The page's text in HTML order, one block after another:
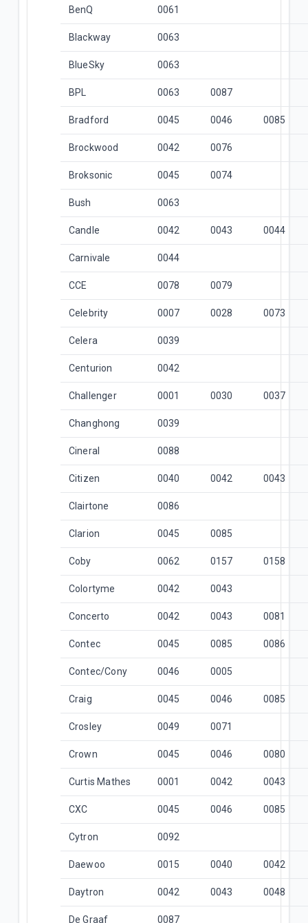
BenQ 0061
Blackway 0063
BlueSky 0063
BPL 0063 0087
Bradford 0045 0046 0085
Brockwood 0042 0076
Broksonic 0045 0074
Bush 0063
Candle 0042 0043 0044
Carnivale 0044
CCE 0078 0079
Celebrity 0007 0028 0073
Celera 0039
Centurion 0042
Challenger 0001 0030 0037
Changhong 0039
Cineral 0088
Citizen 0040 0042 0043
Clairtone 0086
Clarion 0045 0085
Coby 0062 0157 0158
Colortyme 0042 0043
Concerto 0042 0043 0081
Contec 0045 0085 0086
Contec/Cony 0046 0005
Craig 0045 0046 0085
Crosley 0049 0071
Crown 0045 0046 0080
Curtis Mathes 0001 0042 0043
CXC 0045 0046 0085
Cytron 0092
Daewoo 0015 0040 0042
Daytron 0042 0043 0048
De Graaf 0087